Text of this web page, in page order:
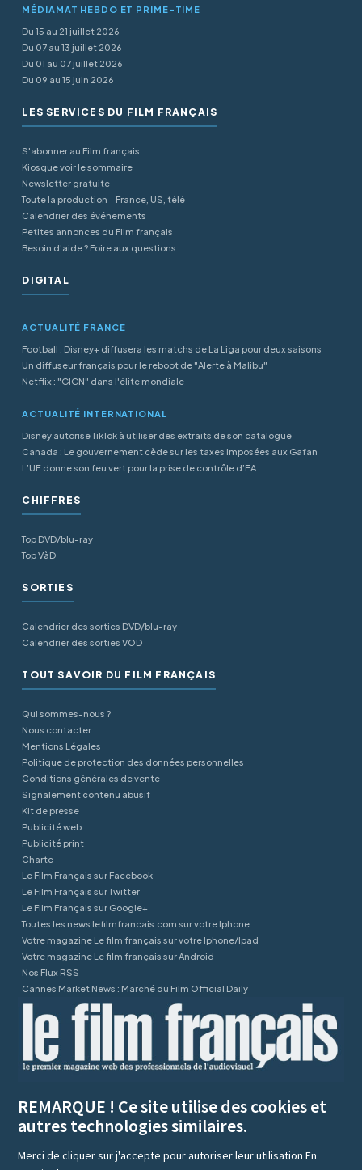
MÉDIAMAT HEBDO ET PRIME-TIME
Du 15 au 21 juillet 2026
Du 07 au 13 juillet 2026
Du 01 au 07 juillet 2026
Du 09 au 15 juin 2026
LES SERVICES DU FILM FRANÇAIS
S'abonner au Film français
Kiosque voir le sommaire
Newsletter gratuite
Toute la production - France, US, télé
Calendrier des événements
Petites annonces du Film français
Besoin d'aide ? Foire aux questions
DIGITAL
ACTUALITÉ FRANCE
Football : Disney+ diffusera les matchs de La Liga pour deux saisons
Un diffuseur français pour le reboot de "Alerte à Malibu"
Netflix : "GIGN" dans l'élite mondiale
ACTUALITÉ INTERNATIONAL
Disney autorise TikTok à utiliser des extraits de son catalogue
Canada : Le gouvernement cède sur les taxes imposées aux Gafan
L’UE donne son feu vert pour la prise de contrôle d’EA
CHIFFRES
Top DVD/blu-ray
Top VàD
SORTIES
Calendrier des sorties DVD/blu-ray
Calendrier des sorties VOD
TOUT SAVOIR DU FILM FRANÇAIS
Qui sommes-nous ?
Nous contacter
Mentions Légales
Politique de protection des données personnelles
Conditions générales de vente
Signalement contenu abusif
Kit de presse
Publicité web
Publicité print
Charte
Le Film Français sur Facebook
Le Film Français sur Twitter
Le Film Français sur Google+
Toutes les news lefilmfrancais.com sur votre Iphone
Votre magazine Le film français sur votre Iphone/Ipad
Votre magazine Le film français sur Android
Nos Flux RSS
Cannes Market News : Marché du Film Official Daily
REMARQUE ! Ce site utilise des cookies et
autres technologies similaires.
Merci de cliquer sur j'accepte pour autoriser leur utilisationEn